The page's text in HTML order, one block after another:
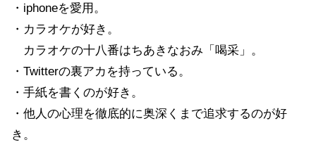
・iphoneを愛用。
・カラオケが好き。
カラオケの十八番はちあきなおみ「喝采」。
・Twitterの裏アカを持っている。
・手紙を書くのが好き。
・他人の心理を徹底的に奥深くまで追求するのが好
き。